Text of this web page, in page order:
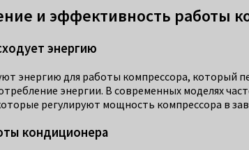
и эффективность работы
энергию
энергию для работы компрессора, который
энергии. В современных моделях
регулируют мощность компрессора в
кондиционера